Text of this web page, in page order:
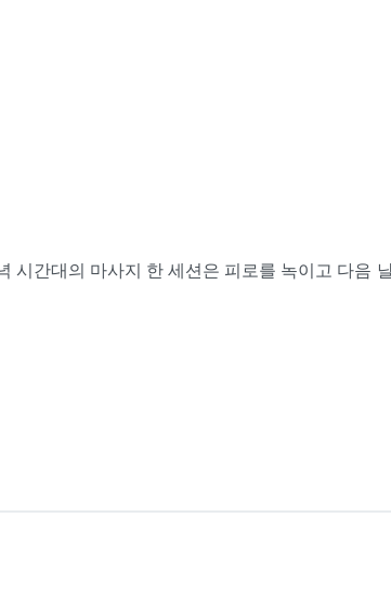
간대의 마사지 한 세션은 피로를 녹이고 다음